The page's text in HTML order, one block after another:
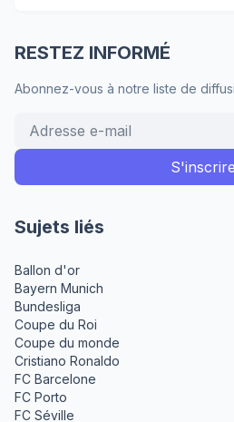
RESTEZ INFORMÉ
Abonnez-vous à notre liste de
Sujets liés
Ballon d'or
Bayern Munich
Bundesliga
Coupe du Roi
Coupe du monde
Cristiano Ronaldo
FC Barcelone
FC Porto
FC Séville